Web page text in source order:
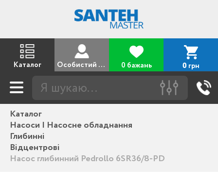
Каталог Особистий кабінет 0 бажань 0 грн
Каталог
Насоси | Насосне обладнання
Глибинні
Відцентрові
Насос глибинний Pedrollo 6SR36/8-PD